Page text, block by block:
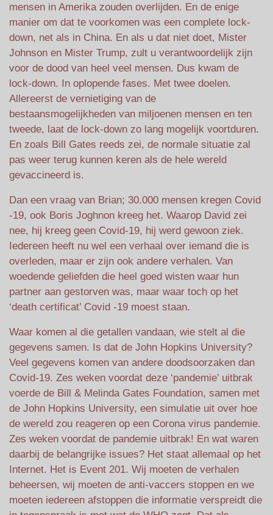
mensen in Amerika zouden overlijden. En de enige
manier om dat te voorkomen was een complete lock-
down, net als in China. En als u dat niet doet, Mister
Johnson en Mister Trump, zult u verantwoordelijk zijn
voor de dood van heel veel mensen. Dus kwam de
lock-down. In oplopende fases. Met twee doelen.
Allereerst de vernietiging van de
bestaansmogelijkheden van miljoenen mensen en ten
tweede, laat de lock-down zo lang mogelijk voortduren.
En zoals Bill Gates reeds zei, de normale situatie zal
pas weer terug kunnen keren als de hele wereld
gevaccineerd is.
Dan een vraag van Brian; 30.000 mensen kregen Covid
-19, ook Boris Joghnon kreeg het. Waarop David zei
nee, hij kreeg geen Covid-19, hij werd gewoon ziek.
Iedereen heeft nu wel een verhaal over iemand die is
overleden, maar er zijn ook andere verhalen. Van
woedende geliefden die heel goed wisten waar hun
partner aan gestorven was, maar waar toch op het
‘death certificat’ Covid -19 moest staan.
Waar komen al die getallen vandaan, wie stelt al die
gegevens samen. Is dat de John Hopkins University?
Veel gegevens komen van andere doodsoorzaken dan
Covid-19. Zes weken voordat deze ‘pandemie’ uitbrak
voerde de Bill & Melinda Gates Foundation, samen met
de John Hopkins University, een simulatie uit over hoe
de wereld zou reageren op een Corona virus pandemie.
Zes weken voordat de pandemie uitbrak! En wat waren
daarbij de belangrijke issues? Het staat allemaal op het
Internet. Het is Event 201. Wij moeten de verhalen
beheersen, wij moeten de anti-vaccers stoppen en we
moeten iedereen afstoppen die informatie verspreidt die